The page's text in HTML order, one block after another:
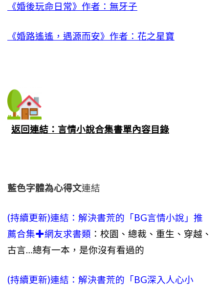
《婚後玩命日常》作者：無牙子
《婚路遙遙，遇源而安》作者：花之星寶
返回連結：言情小說合集書單內容目錄
藍色字體為心得文連結
(持續更新)連結： 解決書荒的「BG言情小說」推
薦合集✚網友求書類 ：校園、總裁、重生、穿越、
古言…總有一本，是你沒有看過的
(持續更新)連結：解決書荒的「BG深入人心小